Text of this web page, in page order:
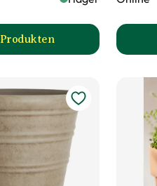
till Kruka Alfons produktsida